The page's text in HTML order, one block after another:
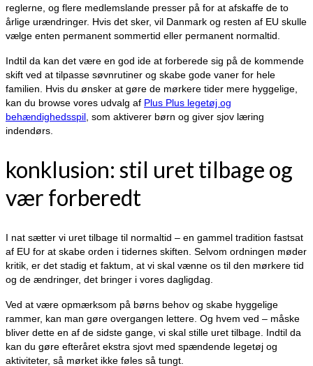
reglerne, og flere medlemslande presser på for at afskaffe de to
årlige urændringer. Hvis det sker, vil Danmark og resten af EU skulle
vælge enten permanent sommertid eller permanent normaltid.
Indtil da kan det være en god ide at forberede sig på de kommende
skift ved at tilpasse søvnrutiner og skabe gode vaner for hele
familien. Hvis du ønsker at gøre de mørkere tider mere hyggelige,
kan du browse vores udvalg af Plus Plus legetøj og
behændighedsspil , som aktiverer børn og giver sjov læring
indendørs.
konklusion: stil uret tilbage og
vær forberedt
I nat sætter vi uret tilbage til normaltid – en gammel tradition fastsat
af EU for at skabe orden i tidernes skiften. Selvom ordningen møder
kritik, er det stadig et faktum, at vi skal vænne os til den mørkere tid
og de ændringer, det bringer i vores dagligdag.
Ved at være opmærksom på børns behov og skabe hyggelige
rammer, kan man gøre overgangen lettere. Og hvem ved – måske
bliver dette en af de sidste gange, vi skal stille uret tilbage. Indtil da
kan du gøre efteråret ekstra sjovt med spændende legetøj og
aktiviteter, så mørket ikke føles så tungt.